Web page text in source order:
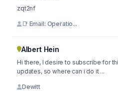
zqt2nf
📑 Email: Operatio...
Albert Hein
Hi there, I desire to subscribe for
updates, so where can i do it ...
Dewitt